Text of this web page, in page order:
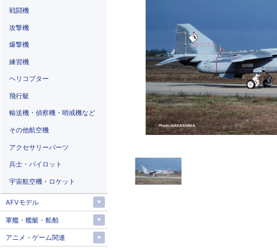
戦闘機
攻撃機
爆撃機
練習機
ヘリコプター
飛行艇
輸送機・偵察機・哨戒機など
その他航空機
アクセサリーパーツ
兵士・パイロット
宇宙航空機・ロケット
AFVモデル
軍艦・艦艇・船舶
アニメ・ゲーム関連